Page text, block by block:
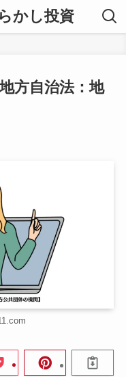
かし投資
方自治法：地